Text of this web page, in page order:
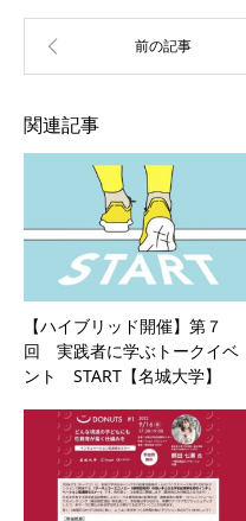
関連記事
【ハイブリッド開催】第７
回 実践者に学ぶトークイベ
ント START【名城大学】